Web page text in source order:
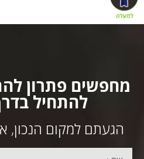
מחפשים פתרון
להתחיל
הגעתם למקום הנכון,